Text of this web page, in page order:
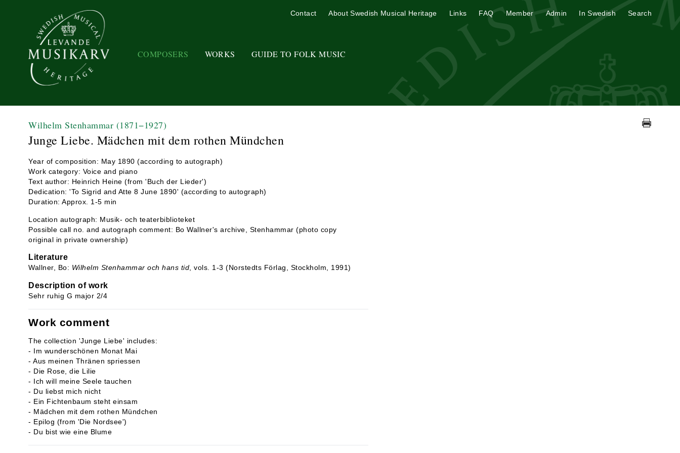
COMPOSERS WORKS GUIDE TO FOLK MUSIC
Contact About Swedish Musical Heritage Links FAQ Member Admin In Swedish Search
Wilhelm Stenhammar (1871−1927)
Junge Liebe. Mädchen mit dem rothen Mündchen
Year of composition: May 1890 (according to autograph)
Work category: Voice and piano
Text author: Heinrich Heine (from 'Buch der Lieder')
Dedication: 'To Sigrid and Atte 8 June 1890' (according to autograph)
Duration: Approx. 1-5 min
Location autograph: Musik- och teaterbiblioteket
Possible call no. and autograph comment: Bo Wallner's archive, Stenhammar (photo copy
original in private ownership)
Literature
Wallner, Bo: Wilhelm Stenhammar och hans tid , vols. 1-3 (Norstedts Förlag, Stockholm, 1991)
Description of work
Sehr ruhig G major 2/4
Work comment
The collection 'Junge Liebe' includes:
- Im wunderschönen Monat Mai
- Aus meinen Thränen spriessen
- Die Rose, die Lilie
- Ich will meine Seele tauchen
- Du liebst mich nicht
- Ein Fichtenbaum steht einsam
- Mädchen mit dem rothen Mündchen
- Epilog (from 'Die Nordsee')
- Du bist wie eine Blume